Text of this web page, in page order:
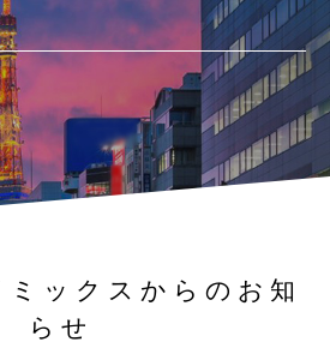
ミックスからのお知
らせ